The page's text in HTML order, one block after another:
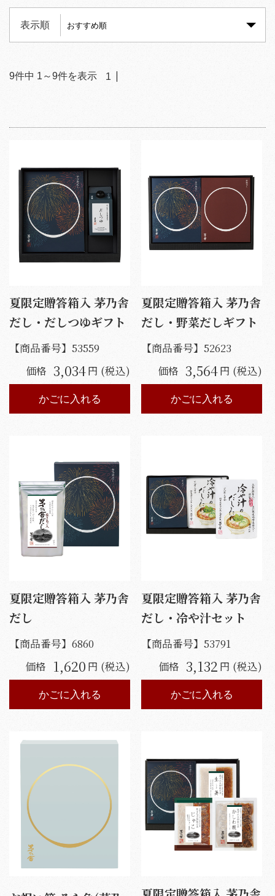
表示順
9件中 1 ～9件を表示 1
夏限定贈答箱入 茅乃舎
だし・だしつゆギフト
【商品番号】 53559
価格 3,034円 (税込)
かごに入れる
夏限定贈答箱入 茅乃舎
だし・野菜だしギフト
【商品番号】52623
価格 3,564円 (税込)
かごに入れる
夏限定贈答箱入 茅乃舎
だし
【商品番号】 6860
価格 1,620 円 (税込)
かごに入れる
夏限定贈答箱入 茅乃舎
だし・冷や汁セット
【商品番号】53791
価格 3,132 円 (税込)
かごに入れる